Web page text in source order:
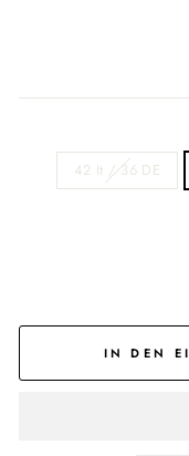
42 It / 36 DE
IN DEN